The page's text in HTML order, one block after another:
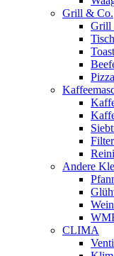
Grill & Co.
Grill
Pizza
Andere
CLIMA